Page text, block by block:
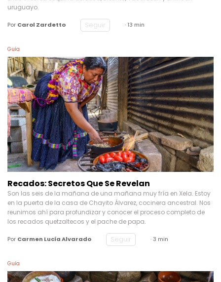
uruguayo.
Por Carol Zardetto Seguir · 13 min
Guía
Recados: Secretos Que Se Revelan
Son las seis de la mañana de una mañana muy fría en Xela. Estoy
en la puerta de la casa de Chayito Álvarez, cocinera ancestral. Nos
reunimos ahí para profundizar y conocer el proceso completo de
los recados quetzaltecos y el pache de papa.
Por Carmen Lucía Alvarado Seguir · 3 min
Guía